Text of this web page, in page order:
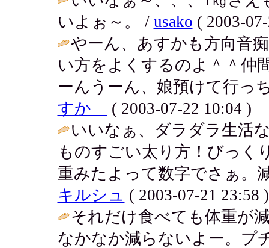
いよぉ～。 / usako ( 2003-
やーん、あすかも方向音
い方をよくするのよ＾＾仲
ーんうーん、娘預けて行
すか
( 2003-07-22 10:04 )
いいなぁ、ダラダラ生活
ものすごい太り方！びっく
重みたよって数字でさぁ。
キルシュ ( 2003-07-21 23:58 )
それだけ食べても体重が
なかなか減らないよー。プ